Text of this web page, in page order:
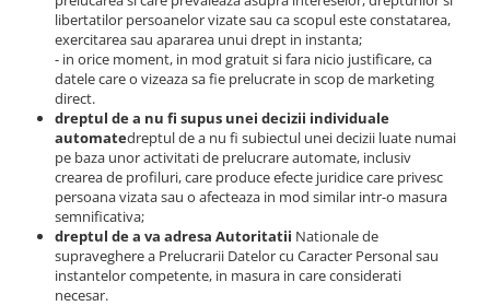
libertatilor persoanelor vizate sau ca scopul este constatarea,
exercitarea sau apararea unui drept in instanta;
- in orice moment, in mod gratuit si fara nicio justificare, ca
datele care o vizeaza sa fie prelucrate in scop de marketing
direct.
dreptul de a nu fi supus unei decizii individuale
automatedreptul de a nu fi subiectul unei decizii luate numai
pe baza unor activitati de prelucrare automate, inclusiv
crearea de profiluri, care produce efecte juridice care privesc
persoana vizata sau o afecteaza in mod similar intr-o masura
semnificativa;
dreptul de a va adresa Autoritatii Nationale de
supraveghere a Prelucrarii Datelor cu Caracter Personal sau
instantelor competente, in masura in care considerati
necesar.